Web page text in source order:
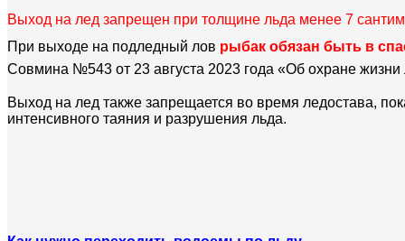
Выход на лед запрещен при толщине льда менее 7
При выходе на подледный лов рыбак обязан быть в
Совмина №543 от 23 августа 2023 года «Об охране
Выход на лед также запрещается во время ледостава,
интенсивного таяния и разрушения льда.